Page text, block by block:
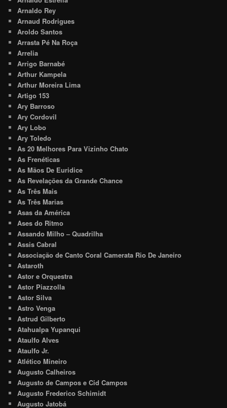
Arnaldo Rey
Arnaud Rodrigues
Aroldo Santos
Arrasta Pé Na Roça
Arrelia
Arrigo Barnabé
Arthur Kampela
Arthur Moreira Lima
Artigo 153
Ary Barroso
Ary Cordovil
Ary Lobo
Ary Toledo
As 20 Melhores Para Vizinho Chato
As Frenéticas
As Mãos De Euridice
As Revelações da Grande Chance
As Três Mais
As Três Marias
Asas da América
Ases do Ritmo
Assando Milho – Quadrilha
Assis Cabral
Associação de Canto Coral Camerata Rio De Janeiro
Astaroth
Astor e Orquestra
Astor Piazzolla
Astor Silva
Astro Venga
Astrud Gilberto
Atahualpa Yupanqui
Ataulfo Alves
Ataulfo Jr.
Atlético Mineiro
Augusto Calheiros
Augusto de Campos e Cid Campos
Augusto Frederico Schimidt
Augusto Jatobá